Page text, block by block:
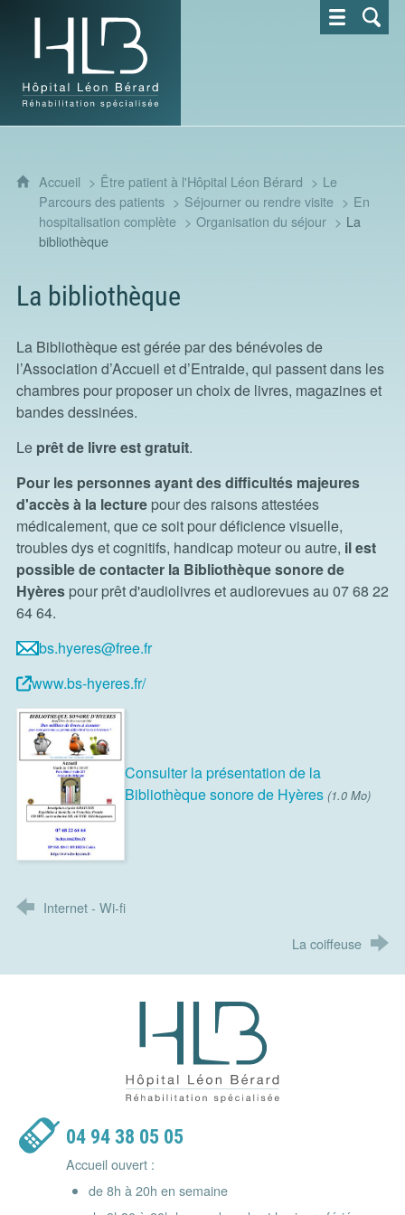
Hôpital Léon Bérard - Réhabilitation spécialisée
Accueil Être patient à l'Hôpital Léon Bérard
Le
Parcours des patients
Séjourner ou rendre visite
En
hospitalisation complète
Organisation du séjour
La
bibliothèque
La bibliothèque
La Bibliothèque est gérée par des bénévoles de
l’Association d’Accueil et d’Entraide, qui passent dans les
chambres pour proposer un choix de livres, magazines et
bandes dessinées.
Le prêt de livre est gratuit.
Pour les personnes ayant des difficultés majeures
d'accès à la lecturepour des raisons attestées
médicalement, que ce soit pour déficience visuelle,
troubles dys et cognitifs, handicap moteur ou autre, il est
possible de contacter la Bibliothèque sonore de
Hyèrespour prêt d'audiolivres et audiorevues au 07 68 22
64 64.
bs.hyeres@free.fr
www.bs-hyeres.fr/
Consulter la présentation de la
Bibliothèque sonore de Hyères (1.0 Mo)
Internet - Wi-fi
La coiffeuse
Hôpital Léon Bérard -
04 94 38 05 05
Accueil ouvert :
de 8h à 20h en semaine